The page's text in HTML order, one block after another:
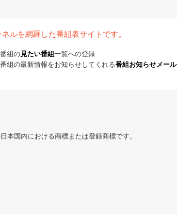
ルを網羅した番組表サイトです。
組の見たい番組 一覧への登録
組の最新情報をお知らせしてくれる番組お知らせメール
本国内における商標または登録商標です。